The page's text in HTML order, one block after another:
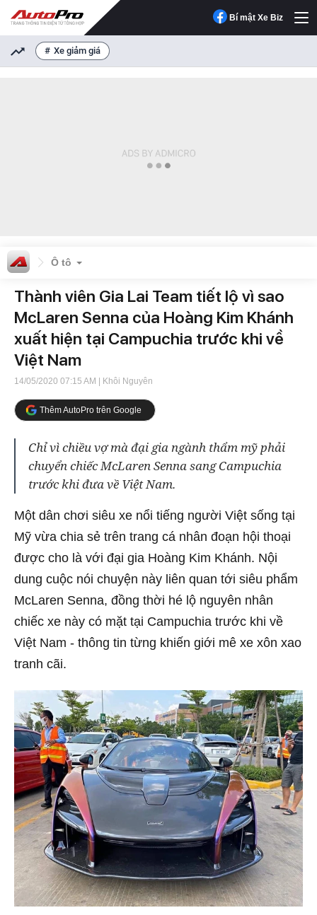
Bí mật Xe Biz
Xe giảm giá
Ô tô
Thành viên Gia Lai Team tiết lộ vì sao
McLaren Senna của Hoàng Kim Khánh
xuất hiện tại Campuchia trước khi về
Việt Nam
14/05/2020 07:15 AM | Khôi Nguyên
Thêm AutoPro trên Google
Chỉ vì chiều vợ mà đại gia ngành thẩm mỹ phải
chuyển chiếc McLaren Senna sang Campuchia
trước khi đưa về Việt Nam.
Một dân chơi siêu xe nổi tiếng người Việt sống tại
Mỹ vừa chia sẻ trên trang cá nhân đoạn hội thoại
được cho là với đại gia Hoàng Kim Khánh. Nội
dung cuộc nói chuyện này liên quan tới siêu phẩm
McLaren Senna, đồng thời hé lộ nguyên nhân
chiếc xe này có mặt tại Campuchia trước khi về
Việt Nam - thông tin từng khiến giới mê xe xôn xao
tranh cãi.